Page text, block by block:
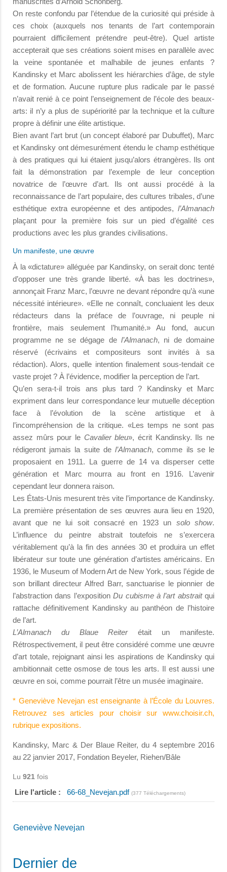
On reste confondu par l’étendue de la curiosité qui préside à
ces choix (auxquels nos tenants de l’art contemporain
pourraient difficilement prétendre peut-être). Quel artiste
accepterait que ses créations soient mises en parallèle avec
la veine spontanée et malhabile de jeunes enfants ?
Kandinsky et Marc abolissent les hiérarchies d’âge, de style
et de formation. Aucune rupture plus radicale par le passé
n’avait renié à ce point l’enseignement de l’école des beaux-
arts: il n’y a plus de supériorité par la technique et la culture
propre à définir une élite artistique.
Bien avant l’art brut (un concept élaboré par Dubuffet), Marc
et Kandinsky ont démesurément étendu le champ esthétique
à des pratiques qui lui étaient jusqu’alors étrangères. Ils ont
fait la démonstration par l’exemple de leur conception
novatrice de l’œuvre d’art. Ils ont aussi procédé à la
reconnaissance de l’art populaire, des cultures tribales, d’une
esthétique extra européenne et des antipodes, l’Almanach
plaçant pour la première fois sur un pied d’égalité ces
productions avec les plus grandes civilisations.
Un manifeste, une œuvre
À la «dictature» alléguée par Kandinsky, on serait donc tenté
d’opposer une très grande liberté. «À bas les doctrines»,
annonçait Franz Marc, l’œuvre ne devant répondre qu’à «une
nécessité intérieure». «Elle ne connaît, concluaient les deux
rédacteurs dans la préface de l’ouvrage, ni peuple ni
frontière, mais seulement l’humanité.» Au fond, aucun
programme ne se dégage de l’Almanach, ni de domaine
réservé (écrivains et compositeurs sont invités à sa
rédaction). Alors, quelle intention finalement sous-tendait ce
vaste projet ? À l’évidence, modifier la perception de l’art.
Qu’en sera-t-il trois ans plus tard ? Kandinsky et Marc
expriment dans leur correspondance leur mutuelle déception
face à l’évolution de la scène artistique et à
l’incompréhension de la critique. «Les temps ne sont pas
assez mûrs pour le Cavalier bleu», écrit Kandinsky. Ils ne
rédigeront jamais la suite del’Almanach, comme ils se le
proposaient en 1911. La guerre de 14 va disperser cette
génération et Marc mourra au front en 1916. L’avenir
cependant leur donnera raison.
Les États-Unis mesurent très vite l’importance de Kandinsky.
La première présentation de ses œuvres aura lieu en 1920,
avant que ne lui soit consacré en 1923 un solo show.
L’influence du peintre abstrait toutefois ne s’exercera
véritablement qu’à la fin des années 30 et produira un effet
libérateur sur toute une génération d’artistes américains. En
1936, le Museum of Modern Art de New York, sous l’égide de
son brillant directeur Alfred Barr, sanctuarise le pionnier de
l’abstraction dans l’expositionDu cubisme à l’art abstraitqui
rattache définitivement Kandinsky au panthéon de l’histoire
de l’art.
L’Almanach du Blaue Reiterétait un manifeste.
Rétrospectivement, il peut être considéré comme une œuvre
d’art totale, rejoignant ainsi les aspirations de Kandinsky qui
ambitionnait cette osmose de tous les arts. Il est aussi une
œuvre en soi, comme pourrait l’être un musée imaginaire.
* Geneviève Nevejan est enseignante à l’École du Louvres.
Retrouvez ses articles pour choisir sur www.choisir.ch,
rubrique expositions.
Kandinsky, Marc & Der Blaue Reiter, du 4 septembre 2016
au 22 janvier 2017, Fondation Beyeler, Riehen/Bâle
Lu 921 fois
Lire l'article : 66-68_Nevejan.pdf (377 Téléchargements)
Geneviève Nevejan
Dernier de